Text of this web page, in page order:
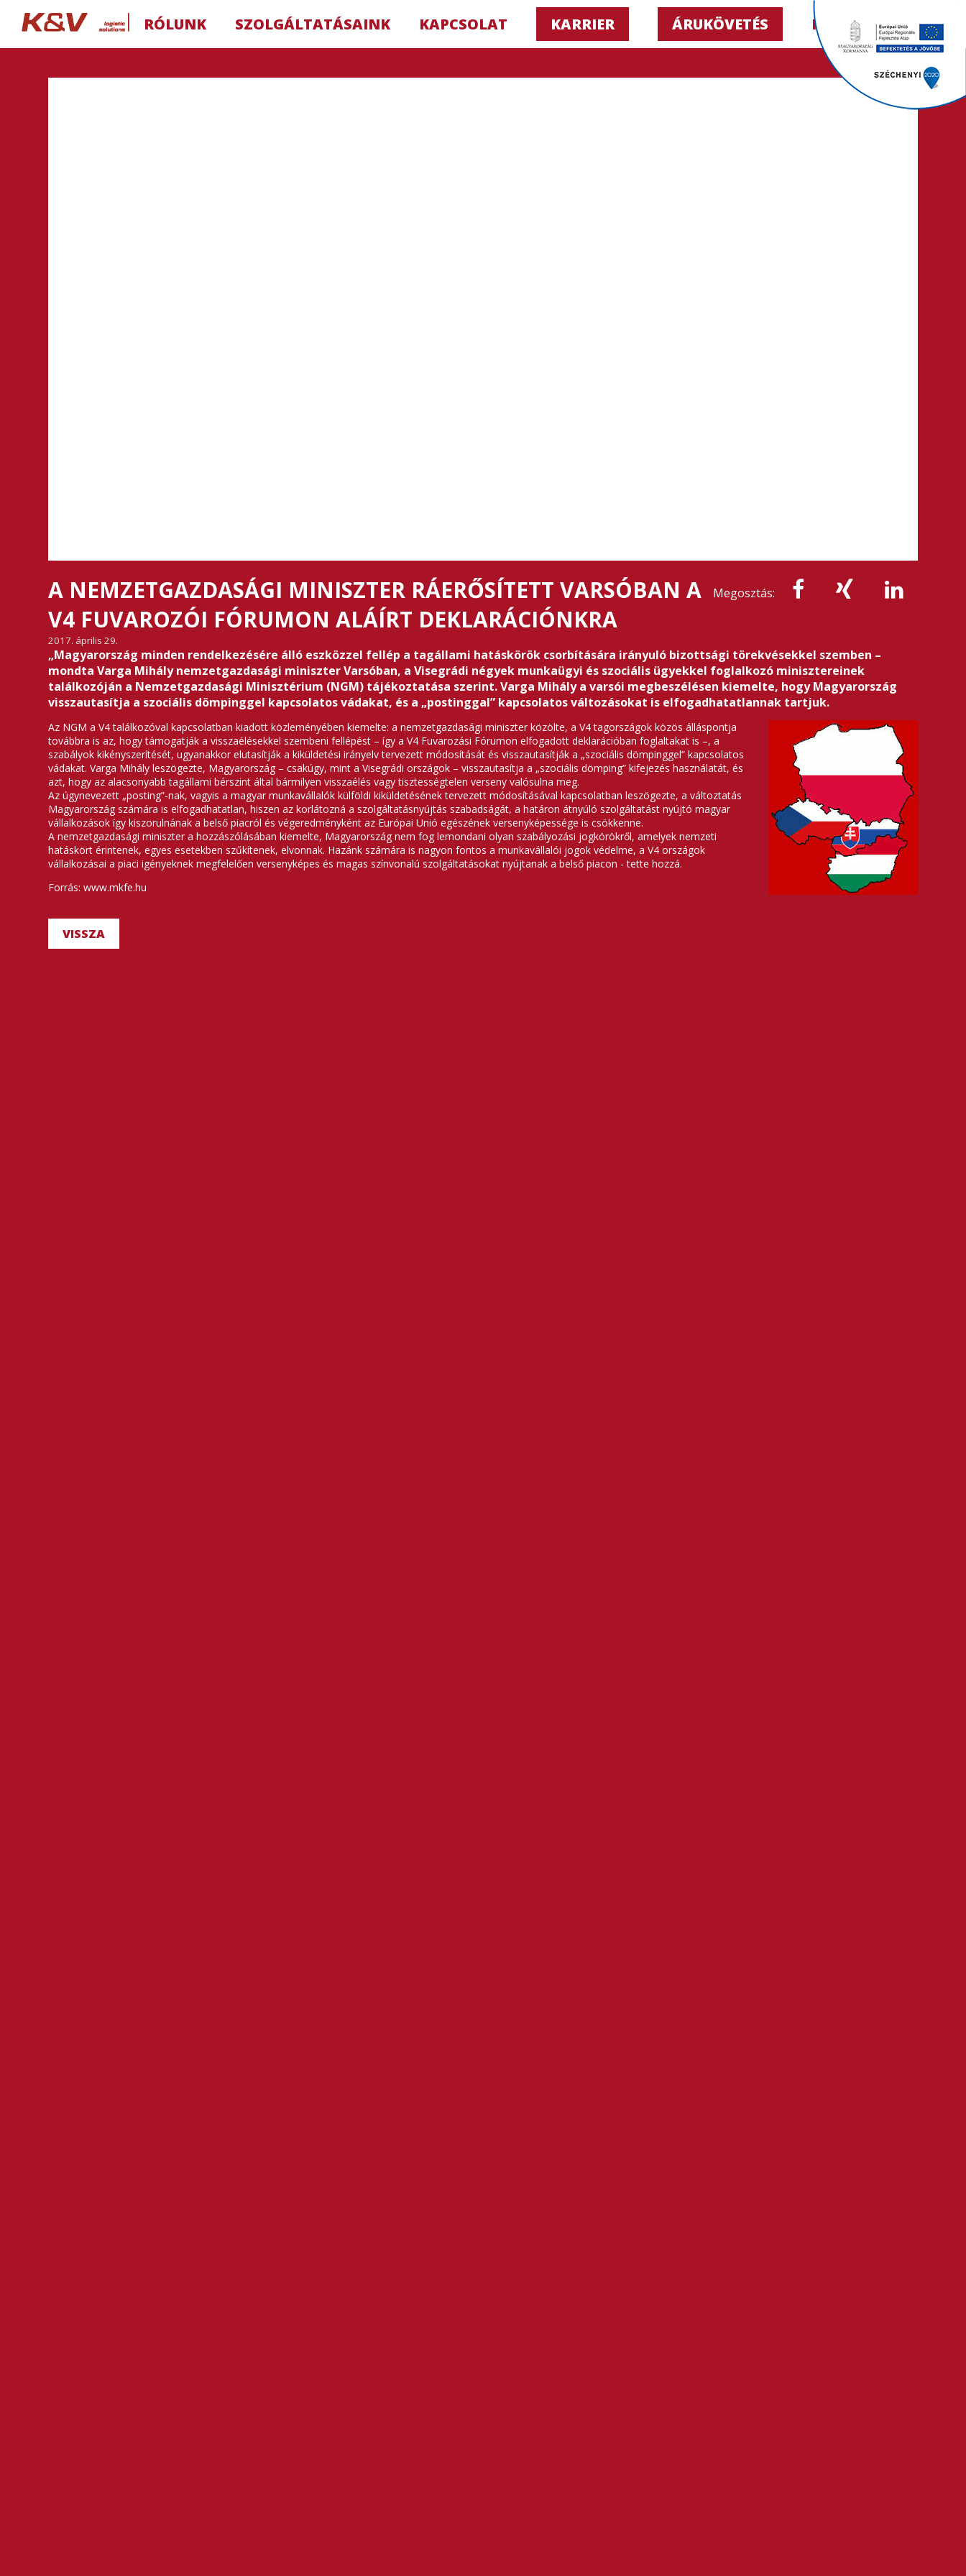
RÓLUNK SZOLGÁLTATÁSAINK KAPCSOLAT KARRIER ÁRUKÖVETÉS HU ▼
Megosztás:
A NEMZETGAZDASÁGI MINISZTER RÁERŐSÍTETT VARSÓBAN A
V4 FUVAROZÓI FÓRUMON ALÁÍRT DEKLARÁCIÓNKRA
2017. április 29.
„Magyarország minden rendelkezésére álló eszközzel fellép a tagállami hatáskörök csorbítására irányuló bizottsági törekvésekkel szemben –
mondta Varga Mihály nemzetgazdasági miniszter Varsóban, a Visegrádi négyek munkaügyi és szociális ügyekkel foglalkozó minisztereinek
találkozóján a Nemzetgazdasági Minisztérium (NGM) tájékoztatása szerint. Varga Mihály a varsói megbeszélésen kiemelte, hogy Magyarország
visszautasítja a szociális dömpinggel kapcsolatos vádakat, és a „postinggal” kapcsolatos változásokat is elfogadhatatlannak tartjuk.
Az NGM a V4 találkozóval kapcsolatban kiadott közleményében kiemelte: a nemzetgazdasági miniszter közölte, a V4 tagországok közös álláspontja
továbbra is az, hogy támogatják a visszaélésekkel szembeni fellépést – így a V4 Fuvarozási Fórumon elfogadott deklarációban foglaltakat is –, a
szabályok kikényszerítését, ugyanakkor elutasítják a kiküldetési irányelv tervezett módosítását és visszautasítják a „szociális dömpinggel” kapcsolatos
vádakat. Varga Mihály leszögezte, Magyarország – csakúgy, mint a Visegrádi országok – visszautasítja a „szociális dömping” kifejezés használatát, és
azt, hogy az alacsonyabb tagállami bérszint által bármilyen visszaélés vagy tisztességtelen verseny valósulna meg.
Az úgynevezett „posting”-nak, vagyis a magyar munkavállalók külföldi kiküldetésének tervezett módosításával kapcsolatban leszögezte, a változtatás
Magyarország számára is elfogadhatatlan, hiszen az korlátozná a szolgáltatásnyújtás szabadságát, a határon átnyúló szolgáltatást nyújtó magyar
vállalkozások így kiszorulnának a belső piacról és végeredményként az Európai Unió egészének versenyképessége is csökkenne.
A nemzetgazdasági miniszter a hozzászólásában kiemelte, Magyarország nem fog lemondani olyan szabályozási jogkörökről, amelyek nemzeti
hatáskört érintenek, egyes esetekben szűkítenek, elvonnak. Hazánk számára is nagyon fontos a munkavállalói jogok védelme, a V4 országok
vállalkozásai a piaci igényeknek megfelelően versenyképes és magas színvonalú szolgáltatásokat nyújtanak a belső piacon - tette hozzá.
Forrás: www.mkfe.hu
VISSZA